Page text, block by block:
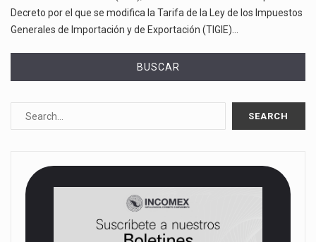
Decreto por el que se modifica la Tarifa de la Ley de los Impuestos
Generales de Importación y de Exportación (TIGIE)…
BUSCAR